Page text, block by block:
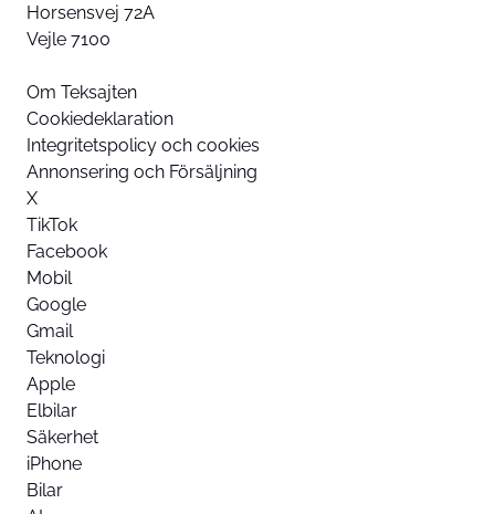
Horsensvej 72A
Vejle 7100
Om Teksajten
Cookiedeklaration
Integritetspolicy och cookies
Annonsering och Försäljning
X
TikTok
Facebook
Mobil
Google
Gmail
Teknologi
Apple
Elbilar
Säkerhet
iPhone
Bilar